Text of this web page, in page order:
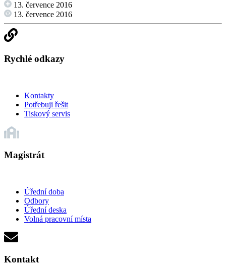
13. července 2016
13. července 2016
Rychlé odkazy
Kontakty
Potřebuji řešit
Tiskový servis
Magistrát
Úřední doba
Odbory
Úřední deska
Volná pracovní místa
Kontakt